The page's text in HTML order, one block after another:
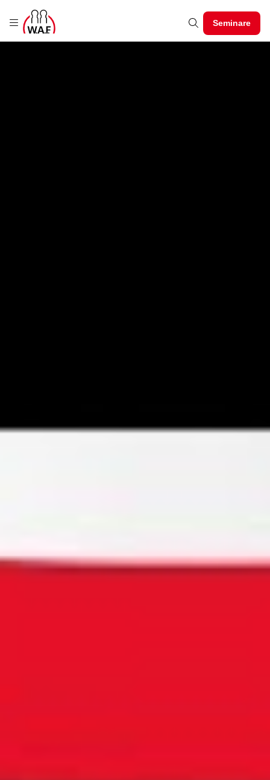
Seminare